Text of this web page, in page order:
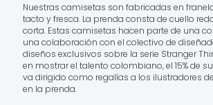
Nuestras camisetas son fabricadas en
tacto y fresca. La prenda consta de cuello
corta. Estas camisetas hacen parte de una
una colaboración con el colectivo de
diseños exclusivos sobre la serie Stranger
en mostrar el talento colombiano, el 15% de
va dirigido como regalías a los ilustradores
en la prenda.